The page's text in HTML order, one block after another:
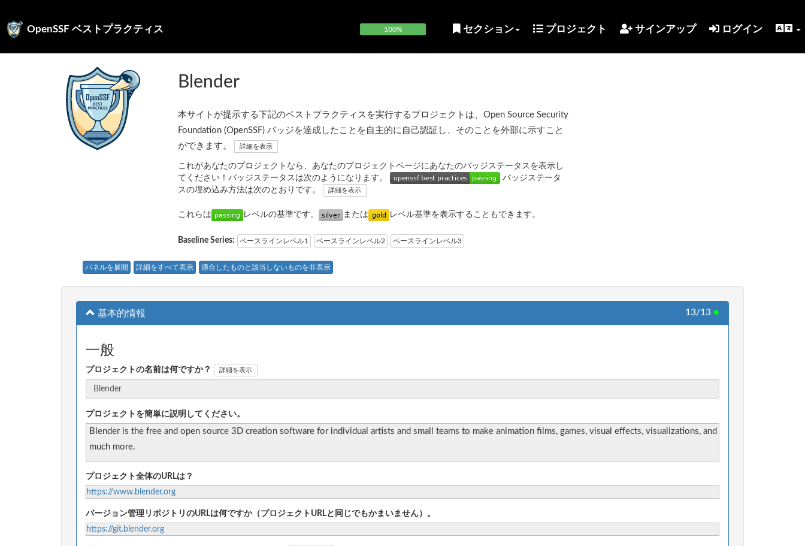
OpenSSF ベストプラクティス 100% セクション プロジェクト サインアップ ログイン
Blender
本サイトが提示する下記のベストプラクティスを実行するプロジェクトは、Open Source Security
Foundation (OpenSSF) バッジを達成したことを自主的に自己認証し、そのことを外部に示すこと
ができます。
詳細を表示
これがあなたのプロジェクトなら、あなたのプロジェクトページにあなたのバッジステータスを表示し
てください！バッジステータスは次のようになります。
バッジステータ
スの埋め込み方法は次のとおりです。
詳細を表示
これらは レベルの基準です。 または レベル基準を表示することもできます。
Baseline Series: ベースラインレベル1 ベースラインレベル2 ベースラインレベル3
パネルを展開 詳細をすべて表示 適合したものと該当しないものを非表示
基本的情報 13/13 ●
一般
プロジェクトの名前は何ですか？ 詳細を表示
プロジェクトを簡単に説明してください。
Blender is the free and open source 3D creation software for individual artists and small teams to make animation films, games, visual effects, visualizations, and
much more.
プロジェクト全体のURLは？
https://www.blender.org
バージョン管理リポジトリのURLは何ですか（プロジェクトURLと同じでもかまいません）。
https://git.blender.org